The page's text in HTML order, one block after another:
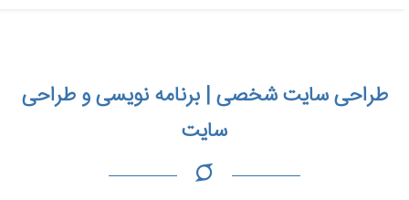
طراحی سایت شخصی | برنامه نویسی و طراحی
سایت